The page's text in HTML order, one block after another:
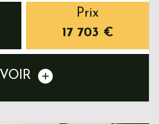
Prix
17 703 €
VOIR